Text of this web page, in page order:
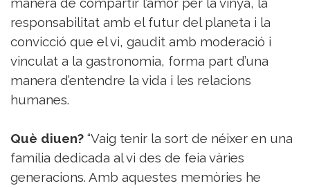
responsabilitat amb el futur del planeta i la
convicció que el vi, gaudit amb moderació i
vinculat a la gastronomia, forma part d’una
manera d’entendre la vida i les relacions
humanes.
Què diuen? “Vaig tenir la sort de néixer en una
família dedicada al vi des de feia vàries
generacions. Amb aquestes memòries he